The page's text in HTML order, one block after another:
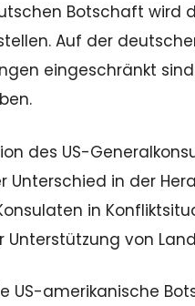
Botschaft wird
Auf der
eingeschränkt
des US-
Unterschied in der
in
Unterstützung von
US-amerikanische